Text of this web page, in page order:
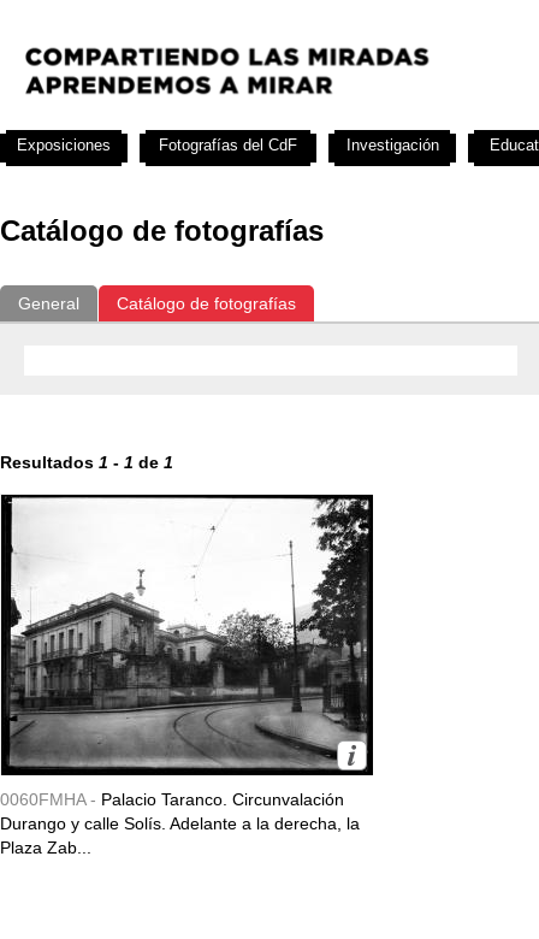
Catálogo de fotografías
General Catálogo de fotografías
Resultados 1 - 1 de 1
0060FMHA - Palacio Taranco. Circunvalación
Durango y calle Solís. Adelante a la derecha, la
Plaza Zab...
Exposiciones Fotografías del CdF Investigación